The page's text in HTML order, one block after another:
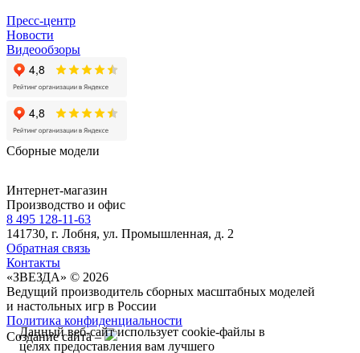
Пресс-центр
Новости
Видеообзоры
Сборные модели
Интернет-магазин
Производство и офис
8 495 128-11-63
141730, г. Лобня, ул. Промышленная, д. 2
Обратная связь
Контакты
«ЗВЕЗДА» © 2026
Ведущий производитель сборных масштабных моделей
и настольных игр в России
Политика конфиденциальности
Создание сайта –
Данный веб-сайт использует cookie-файлы в
целях предоставления вам лучшего